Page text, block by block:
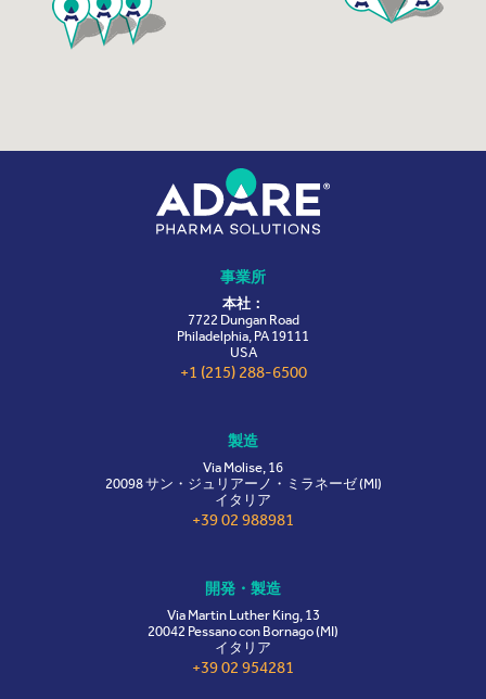
事業所
本社：
7722 Dungan Road
Philadelphia, PA 19111
USA
+1 (215) 288-6500
製造
Via Molise, 16
20098 サン・ジュリアーノ・ミラネーゼ (MI)
イタリア
+39 02 988981
開発・製造
Via Martin Luther King, 13
20042 Pessano con Bornago (MI)
イタリア
+39 02 954281